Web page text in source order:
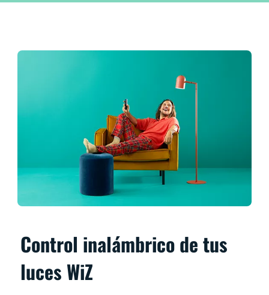
Control inalámbrico de tus
luces WiZ